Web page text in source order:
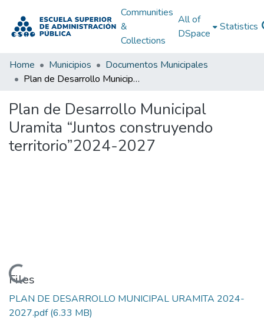
Communities
&
Collections
All of
DSpace
Statistics
Home Municipios
Documentos Municipales
Plan de Desarrollo Municipal Uramita “Juntos construyendo territorio”2024-2027
Plan de Desarrollo Municipal
Uramita “Juntos construyendo
territorio”2024-2027
Loading...
Files
PLAN DE DESARROLLO MUNICIPAL URAMITA 2024-
2027.pdf(6.33 MB)